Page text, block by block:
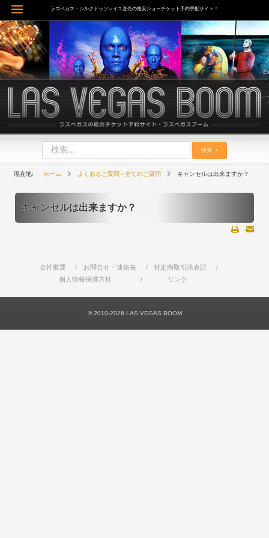
を
ス
キ
ッ
プ
Main
Menu
ラスベガス・シルクドゥソレイユ直売の格安ショーチケット予約手配サイト！
検索
ホーム よくあるご質問 - 全てのご質問 キャンセルは出来ますか？
キャンセルは出来ますか？
会社概要 お問合せ・連絡先
特定商取引法表記
個人情報保護方針
リンク
© 2010-2026 LAS VEGAS BOOM